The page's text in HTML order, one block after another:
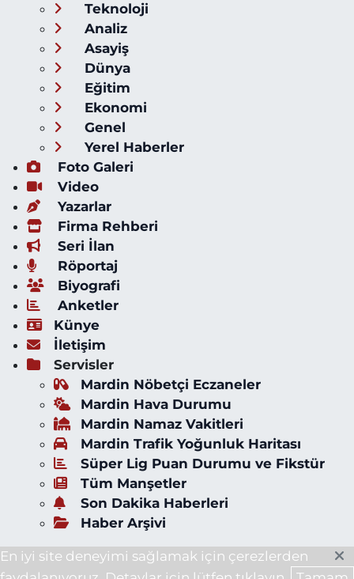
Teknoloji
Analiz
Asayiş
Dünya
Eğitim
Ekonomi
Genel
Yerel Haberler
Foto Galeri
Video
Yazarlar
Firma Rehberi
Seri İlan
Röportaj
Biyografi
Anketler
Künye
İletişim
Servisler
Mardin Nöbetçi Eczaneler
Mardin Hava Durumu
Mardin Namaz Vakitleri
Mardin Trafik Yoğunluk Haritası
Süper Lig Puan Durumu ve Fikstür
Tüm Manşetler
Son Dakika Haberleri
Haber Arşivi
En iyi site deneyimi sağlamak için çerezlerden